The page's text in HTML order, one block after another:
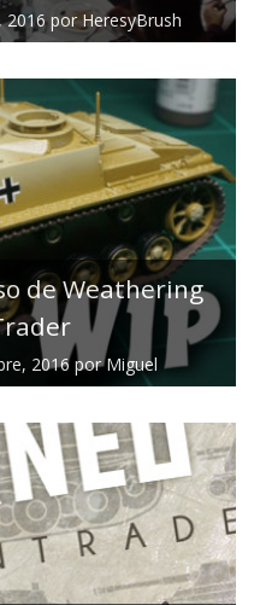
2016porHeresyBrush
de Weathering
2016porMiguel